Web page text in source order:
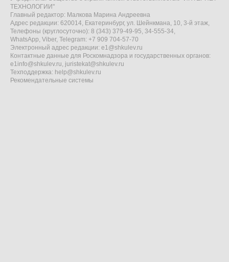
ТЕХНОЛОГИИ"
Главный редактор: Малкова Марина Андреевна
Адрес редакции: 620014, Екатеринбург, ул. Шейнкмана, 10, 3-й этаж,
Телефоны (круглосуточно): 8 (343) 379-49-95, 34-555-34,
WhatsApp, Viber, Telegram: +7 909 704-57-70
Электронный адрес редакции: e1@shkulev.ru
Контактные данные для Роскомнадзора и государственных органов:
e1info@shkulev.ru, juristekat@shkulev.ru
Техподдержка: help@shkulev.ru
Рекомендательные системы